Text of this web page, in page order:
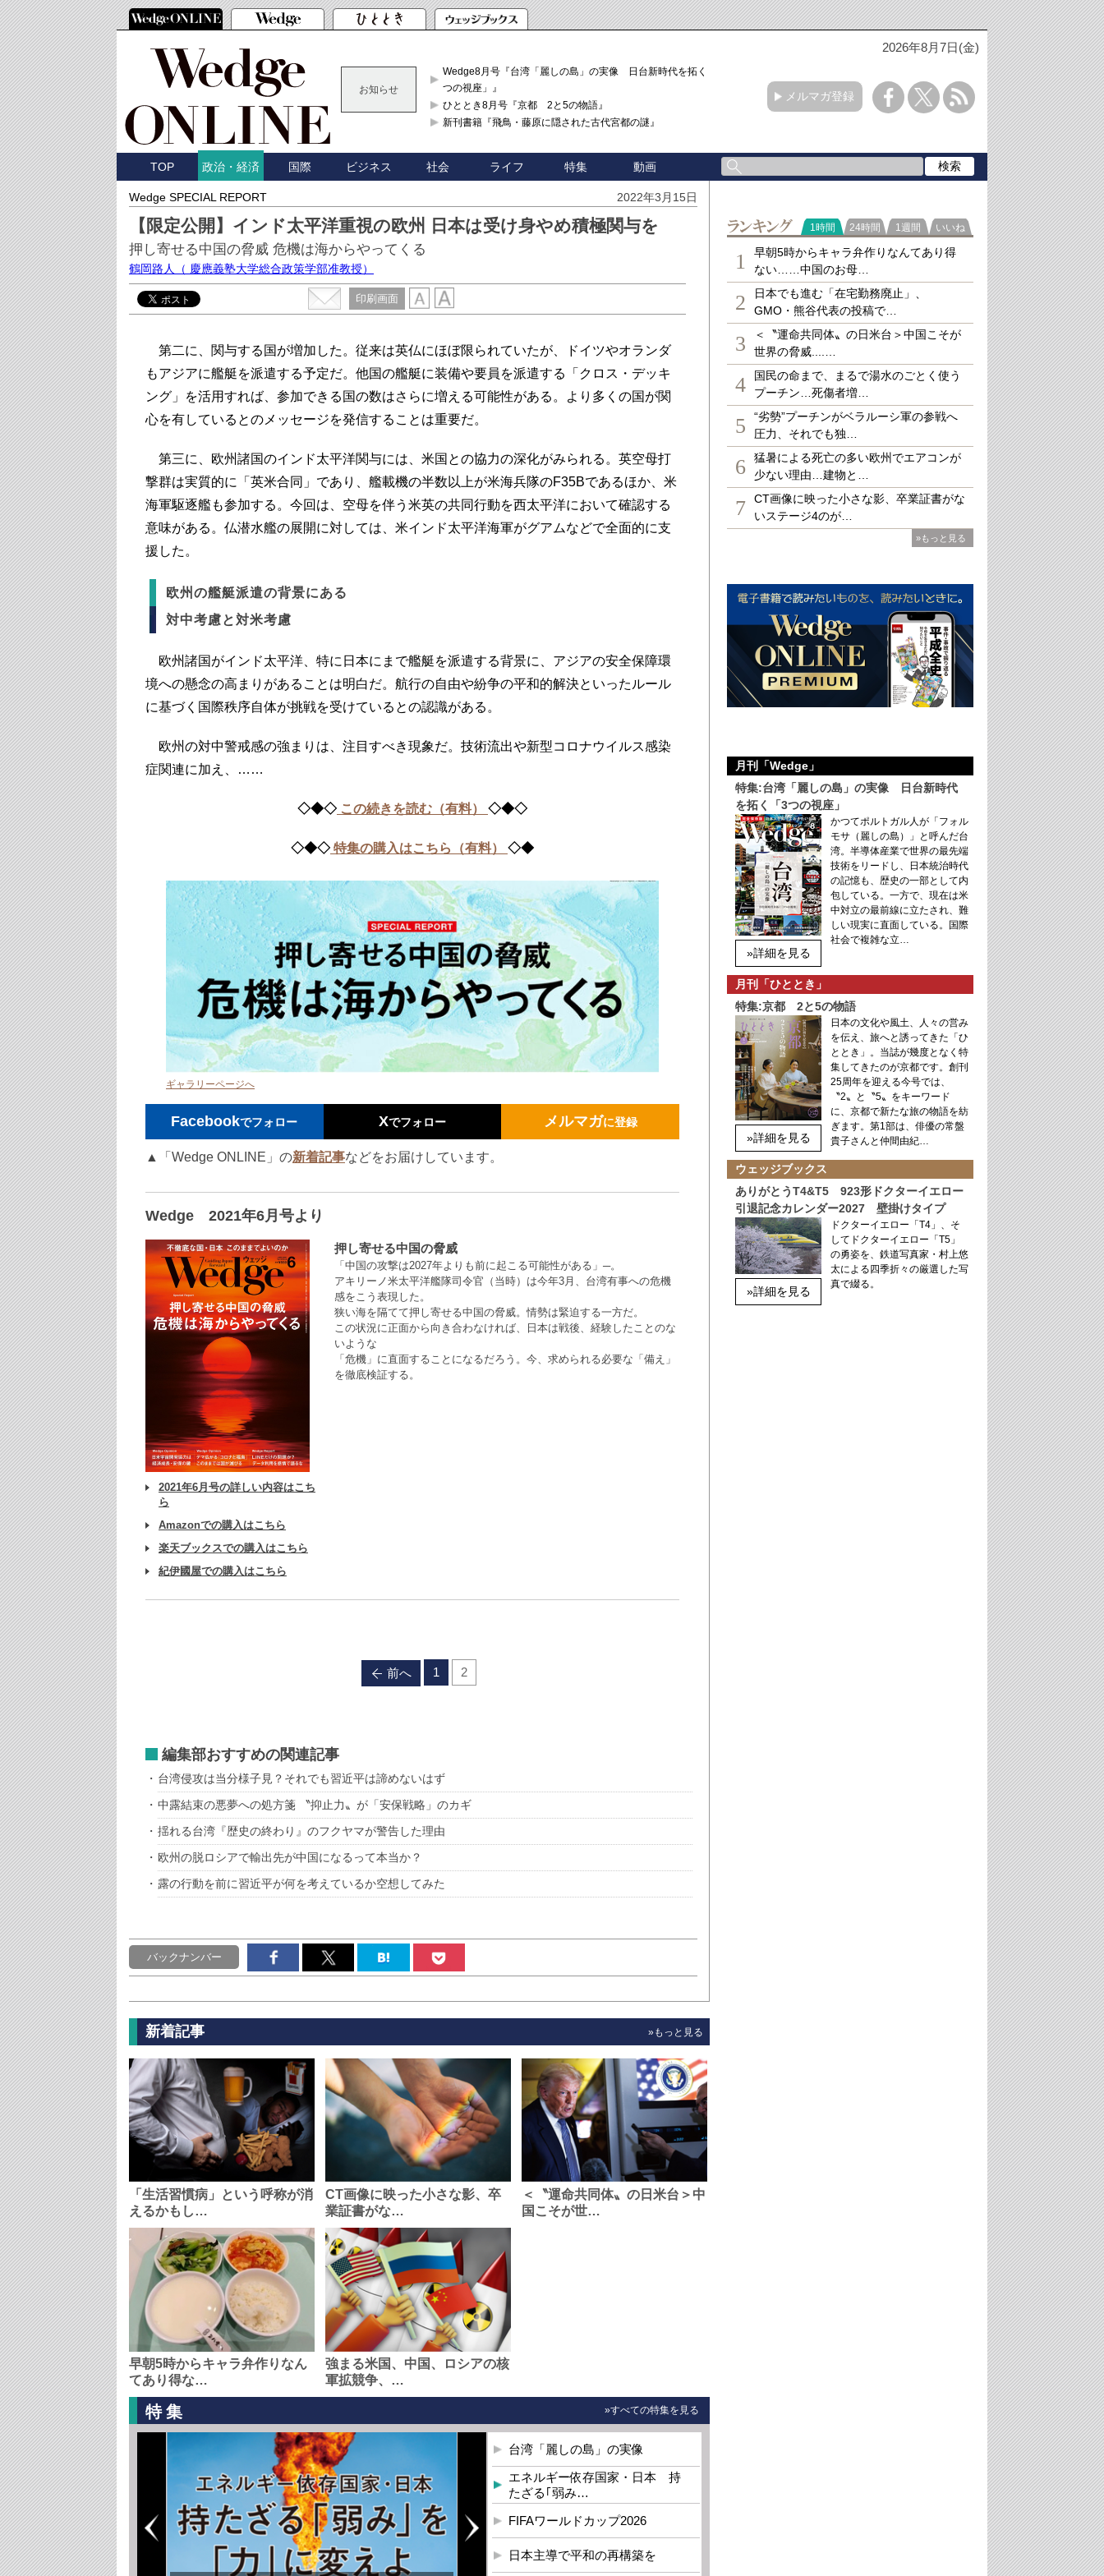
2026年8月7日(金)
お知らせ
Wedge8月号『台湾「麗しの島」の実像 日台新時代を拓く「3
つの視座」』
ひととき8月号『京都 2と5の物語』
新刊書籍『飛鳥・藤原に隠された古代宮都の謎』
メルマガ登録
TOP 政治・経済 国際 ビジネス 社会 ライフ 特集 動画
Wedge SPECIAL REPORT 2022年3月15日
【限定公開】インド太平洋重視の欧州 日本は受け身やめ積極関与を
押し寄せる中国の脅威 危機は海からやってくる
鶴岡路人 （ 慶應義塾大学総合政策学部准教授）
印刷画面
第二に、関与する国が増加した。従来は英仏にほぼ限られていたが、ドイツやオランダ
もアジアに艦艇を派遣する予定だ。他国の艦艇に装備や要員を派遣する「クロス・デッキ
ング」を活用すれば、参加できる国の数はさらに増える可能性がある。より多くの国が関
心を有しているとのメッセージを発信することは重要だ。
第三に、欧州諸国のインド太平洋関与には、米国との協力の深化がみられる。英空母打
撃群は実質的に「英米合同」であり、艦載機の半数以上が米海兵隊のF35Bであるほか、米
海軍駆逐艦も参加する。今回は、空母を伴う米英の共同行動を西太平洋において確認する
意味がある。仏潜水艦の展開に対しては、米インド太平洋海軍がグアムなどで全面的に支
援した。
欧州の艦艇派遣の背景にある
対中考慮と対米考慮
欧州諸国がインド太平洋、特に日本にまで艦艇を派遣する背景に、アジアの安全保障環
境への懸念の高まりがあることは明白だ。航行の自由や紛争の平和的解決といったルール
に基づく国際秩序自体が挑戦を受けているとの認識がある。
欧州の対中警戒感の強まりは、注目すべき現象だ。技術流出や新型コロナウイルス感染
症関連に加え、……
◇◆◇ この続きを読む（有料） ◇◆◇
◇◆◇ 特集の購入はこちら（有料） ◇◆
ギャラリーページへ
Facebookでフォロー Xでフォロー メルマガに登録
▲「Wedge ONLINE」の新着記事などをお届けしています。
Wedge 2021年6月号より
2021年6月号の詳しい内容はこち
ら
Amazonでの購入はこちら
楽天ブックスでの購入はこちら
紀伊國屋での購入はこちら
押し寄せる中国の脅威
「中国の攻撃は2027年よりも前に起こる可能性がある」─。
アキリーノ米太平洋艦隊司令官（当時）は今年3月、台湾有事への危機
感をこう表現した。
狭い海を隔てて押し寄せる中国の脅威。情勢は緊迫する一方だ。
この状況に正面から向き合わなければ、日本は戦後、経験したことのな
いような
「危機」に直面することになるだろう。今、求められる必要な「備え」
を徹底検証する。
前へ 1 2
編集部おすすめの関連記事
台湾侵攻は当分様子見？それでも習近平は諦めないはず
中露結束の悪夢への処方箋 〝抑止力〟が「安保戦略」のカギ
揺れる台湾『歴史の終わり』のフクヤマが警告した理由
欧州の脱ロシアで輸出先が中国になるって本当か？
露の行動を前に習近平が何を考えているか空想してみた
バックナンバー
新着記事 »もっと見る
「生活習慣病」という呼称が消
えるかもし…
CT画像に映った小さな影、卒
業証書がな…
＜〝運命共同体〟の日米台＞中
国こそが世…
早朝5時からキャラ弁作りなん
てあり得な…
強まる米国、中国、ロシアの核
軍拡競争、…
特集 »すべての特集を見る
台湾「麗しの島」の実像
エネルギー依存国家・日本 持
たざる｢弱み…
FIFAワールドカップ2026
日本主導で平和の再構築を
ランキング
1時間 24時間 1週間 いいね
1
早朝5時からキャラ弁作りなんてあり得
ない……中国のお母…
2
日本でも進む「在宅勤務廃止」、
GMO・熊谷代表の投稿で…
3
＜〝運命共同体〟の日米台＞中国こそが
世界の脅威....…
4
国民の命まで、まるで湯水のごとく使う
プーチン…死傷者増…
5
“劣勢”プーチンがベラルーシ軍の参戦へ
圧力、それでも独…
6
猛暑による死亡の多い欧州でエアコンが
少ない理由…建物と…
7
CT画像に映った小さな影、卒業証書がな
いステージ4のが…
»もっと見る
月刊「Wedge」
特集:台湾「麗しの島」の実像 日台新時代
を拓く「3つの視座」
»詳細を見る
かつてポルトガル人が「フォル
モサ（麗しの島）」と呼んだ台
湾。半導体産業で世界の最先端
技術をリードし、日本統治時代
の記憶も、歴史の一部として内
包している。一方で、現在は米
中対立の最前線に立たされ、難
しい現実に直面している。国際
社会で複雑な立…
月刊「ひととき」
特集:京都 2と5の物語
»詳細を見る
日本の文化や風土、人々の営み
を伝え、旅へと誘ってきた「ひ
ととき」。当誌が幾度となく特
集してきたのが京都です。創刊
25周年を迎える今号では、
〝2〟と〝5〟をキーワード
に、京都で新たな旅の物語を紡
ぎます。第1部は、俳優の常盤
貴子さんと仲間由紀…
ウェッジブックス
ありがとうT4&T5 923形ドクターイエロー
引退記念カレンダー2027 壁掛けタイプ
»詳細を見る
ドクターイエロー「T4」、そ
してドクターイエロー「T5」
の勇姿を、鉄道写真家・村上悠
太による四季折々の厳選した写
真で綴る。